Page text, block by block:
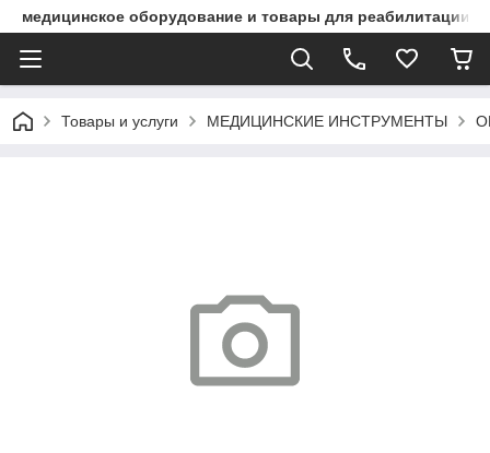
медицинское оборудование и товары для реабилитации
Товары и услуги МЕДИЦИНСКИЕ ИНСТРУМЕНТЫ